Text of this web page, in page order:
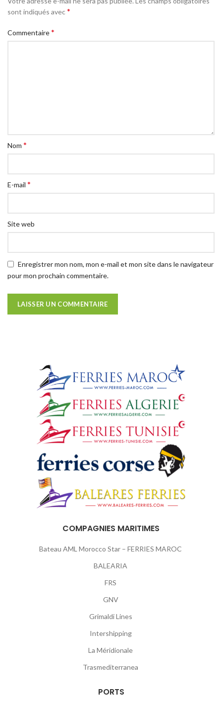
sont indiqués avec*
Commentaire*
Nom *
E-mail *
Site web
Enregistrer mon nom, mon e-mail et mon site dans le navigateur
pour mon prochain commentaire.
COMPAGNIES MARITIMES
Bateau AML Morocco Star – FERRIES MAROC
BALEARIA
FRS
GNV
Grimaldi Lines
Intershipping
La Méridionale
Trasmediterranea
PORTS